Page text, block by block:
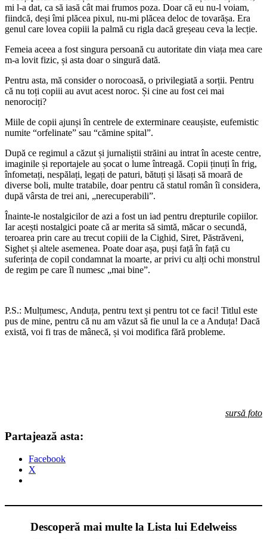
mi l-a dat, ca să iasă cât mai frumos poza. Doar că eu nu-l voiam,
fiindcă, deși îmi plăcea pixul, nu-mi plăcea deloc de tovarășa. Era
genul care lovea copiii la palmă cu rigla dacă greșeau ceva la lecție.
Femeia aceea a fost singura persoană cu autoritate din viața mea care
m-a lovit fizic, și asta doar o singură dată.
Pentru asta, mă consider o norocoasă, o privilegiată a sorții. Pentru
că nu toți copiii au avut acest noroc. Și cine au fost cei mai
nenorociți?
Miile de copii ajunși în centrele de exterminare ceaușiste, eufemistic
numite “orfelinate” sau “cămine spital”.
După ce regimul a căzut și jurnaliștii străini au intrat în aceste centre,
imaginile și reportajele au șocat o lume întreagă. Copii ținuți în frig,
înfometați, nespălați, legați de paturi, bătuți și lăsați să moară de
diverse boli, multe tratabile, doar pentru că statul român îi considera,
după vârsta de trei ani, „nerecuperabili”.
Înainte-le nostalgicilor de azi a fost un iad pentru drepturile copiilor.
Iar acești nostalgici poate că ar merita să simtă, măcar o secundă,
teroarea prin care au trecut copiii de la Cighid, Siret, Păstrăveni,
Sighet și altele asemenea. Poate doar așa, puși față în față cu
suferința de copil condamnat la moarte, ar privi cu alți ochi monstrul
de regim pe care îl numesc „mai bine”.
P.S.: Mulțumesc, Anduța, pentru text și pentru tot ce faci! Titlul este
pus de mine, pentru că nu am văzut să fie unul la ce a Anduța! Dacă
există, voi fi tras de mânecă, și voi modifica fără probleme.
sursă foto
Partajează asta:
Facebook
X
Descoperă mai multe la Lista lui Edelweiss